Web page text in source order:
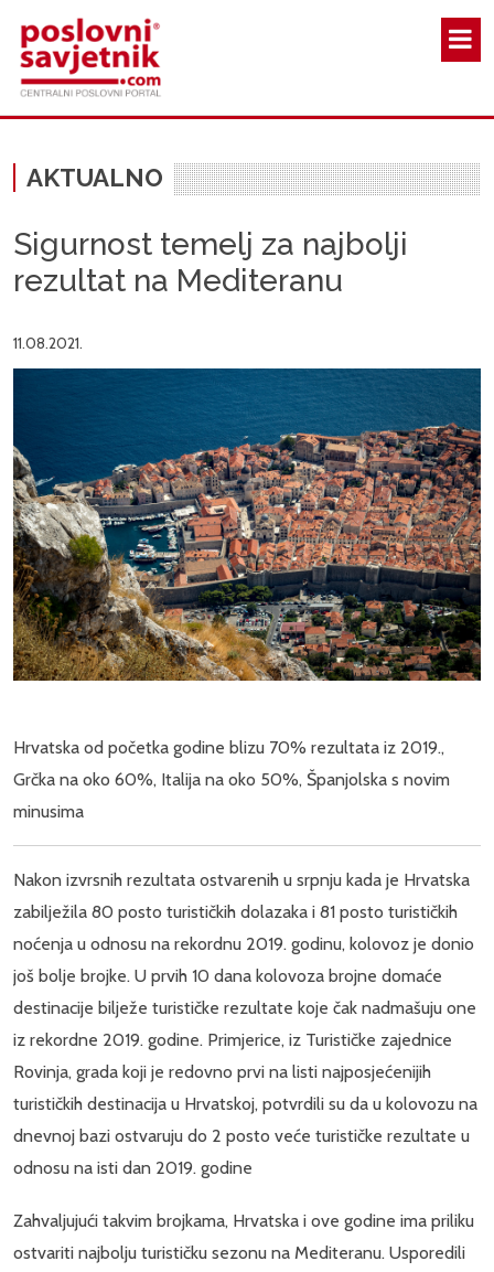
AKTUALNO
Sigurnost temelj za najbolji
rezultat na Mediteranu
11.08.2021.
Hrvatska od početka godine blizu 70% rezultata iz 2019.,
Grčka na oko 60%, Italija na oko 50%, Španjolska s novim
minusima
Nakon izvrsnih rezultata ostvarenih u srpnju kada je Hrvatska
zabilježila 80 posto turističkih dolazaka i 81 posto turističkih
noćenja u odnosu na rekordnu 2019. godinu, kolovoz je donio
još bolje brojke. U prvih 10 dana kolovoza brojne domaće
destinacije bilježe turističke rezultate koje čak nadmašuju one
iz rekordne 2019. godine. Primjerice, iz Turističke zajednice
Rovinja, grada koji je redovno prvi na listi najposjećenijih
turističkih destinacija u Hrvatskoj, potvrdili su da u kolovozu na
dnevnoj bazi ostvaruju do 2 posto veće turističke rezultate u
odnosu na isti dan 2019. godine
Zahvaljujući takvim brojkama, Hrvatska i ove godine ima priliku
ostvariti najbolju turističku sezonu na Mediteranu. Usporedili